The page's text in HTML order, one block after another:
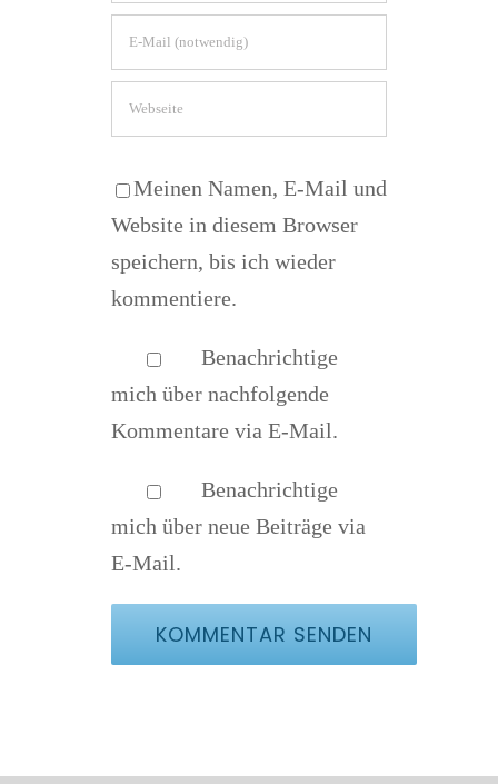
Meinen Namen, E-Mail und
Website in diesem Browser
speichern, bis ich wieder
kommentiere.
Benachrichtige
mich über nachfolgende
Kommentare via E-Mail.
Benachrichtige
mich über neue Beiträge via
E-Mail.